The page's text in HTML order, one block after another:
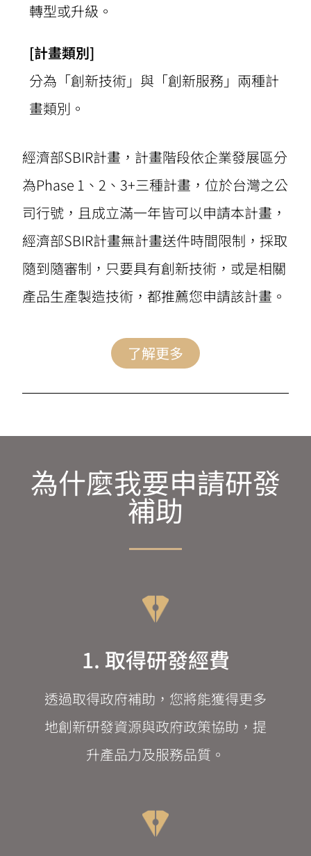
轉型或升級。
[計畫類別]
分為「創新技術」與「創新服務」兩種計
畫類別。
經濟部SBIR計畫，計畫階段依企業發展區分
為Phase 1、2、3+三種計畫，位於台灣之公
司行號，且成立滿一年皆可以申請本計畫，
經濟部SBIR計畫無計畫送件時間限制，採取
隨到隨審制，只要具有創新技術，或是相關
產品生產製造技術，都推薦您申請該計畫。
了解更多
為什麼我要申請研發
補助
1. 取得研發經費
透過取得政府補助，您將能獲得更多
地創新研發資源與政府政策協助，提
升產品力及服務品質。